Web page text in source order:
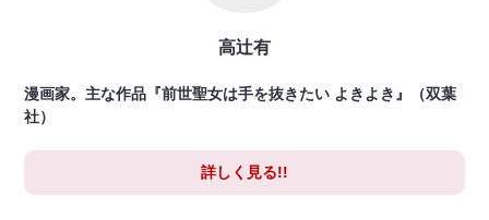
高辻有
漫画家。主な作品『前世聖女は手を抜きたい よきよき』（双葉
社）
詳しく見る!!